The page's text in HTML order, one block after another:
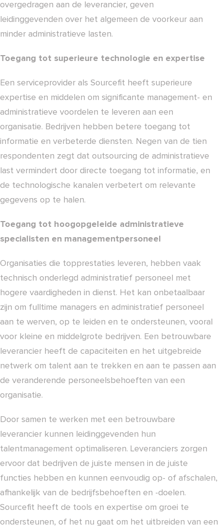
overgedragen aan de leverancier, geven
leidinggevenden over het algemeen de voorkeur aan
minder administratieve lasten.
Toegang tot superieure technologie en expertise
Een serviceprovider als Sourcefit heeft superieure
expertise en middelen om significante management- en
administratieve voordelen te leveren aan een
organisatie. Bedrijven hebben betere toegang tot
informatie en verbeterde diensten. Negen van de tien
respondenten zegt dat outsourcing de administratieve
last vermindert door directe toegang tot informatie, en
de technologische kanalen verbetert om relevante
gegevens op te halen.
Toegang tot hoogopgeleide administratieve
specialisten en managementpersoneel
Organisaties die topprestaties leveren, hebben vaak
technisch onderlegd administratief personeel met
hogere vaardigheden in dienst. Het kan onbetaalbaar
zijn om fulltime managers en administratief personeel
aan te werven, op te leiden en te ondersteunen, vooral
voor kleine en middelgrote bedrijven. Een betrouwbare
leverancier heeft de capaciteiten en het uitgebreide
netwerk om talent aan te trekken en aan te passen aan
de veranderende personeelsbehoeften van een
organisatie.
Door samen te werken met een betrouwbare
leverancier kunnen leidinggevenden hun
talentmanagement optimaliseren. Leveranciers zorgen
ervoor dat bedrijven de juiste mensen in de juiste
functies hebben en kunnen eenvoudig op- of afschalen,
afhankelijk van de bedrijfsbehoeften en -doelen.
Sourcefit heeft de tools en expertise om groei te
ondersteunen, of het nu gaat om het uitbreiden van een